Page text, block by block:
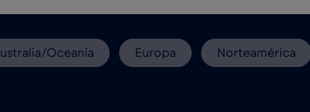
Oceanía Europa Norteamérica